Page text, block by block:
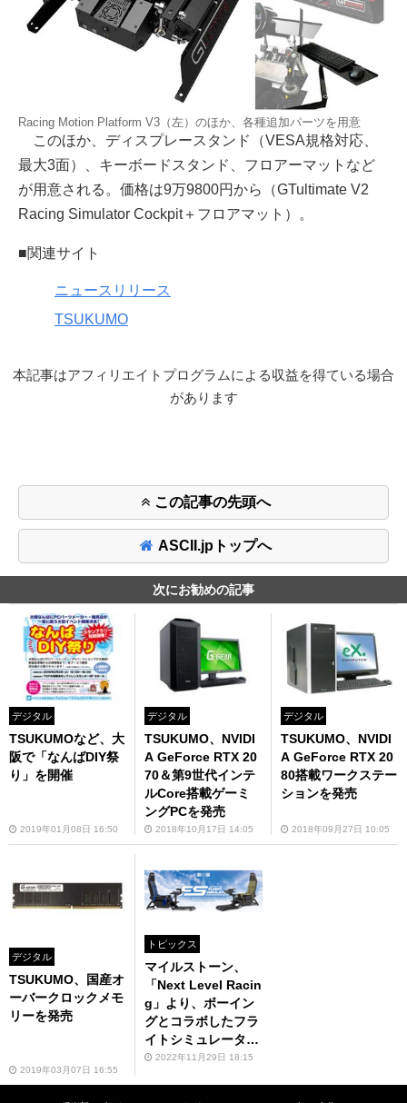
Racing Motion Platform V3（左）のほか、各種追加パーツを用意
このほか、ディスプレースタンド（VESA規格対応、
最大3面）、キーボードスタンド、フロアーマットなど
が用意される。価格は9万9800円から（GTultimate V2
Racing Simulator Cockpit＋フロアマット）。
■関連サイト
ニュースリリース
TSUKUMO
本記事はアフィリエイトプログラムによる収益を得ている場合
があります
この記事の先頭へ
ASCII.jpトップへ
次にお勧めの記事
デジタル
TSUKUMOなど、大
阪で「なんばDIY祭
り」を開催
2019年01月08日 16:50
デジタル
TSUKUMO、NVIDI
A GeForce RTX 20
70＆第9世代インテ
ルCore搭載ゲーミ
ングPCを発売
2018年10月17日 14:05
デジタル
TSUKUMO、NVIDI
A GeForce RTX 20
80搭載ワークステー
ションを発売
2018年09月27日 10:05
デジタル
TSUKUMO、国産オ
ーバークロックメモ
リーを発売
2019年03月07日 16:55
トピックス
マイルストーン、
「Next Level Racin
g」より、ボーイン
グとコラボしたフラ
イトシミュレーター
コックピットを発売
2022年11月29日 18:15